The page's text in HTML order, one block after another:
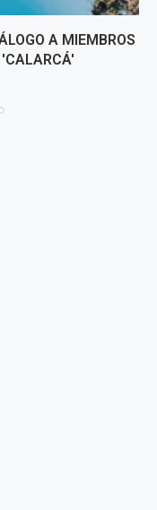
A MIEMBROS
'CALARCÁ'